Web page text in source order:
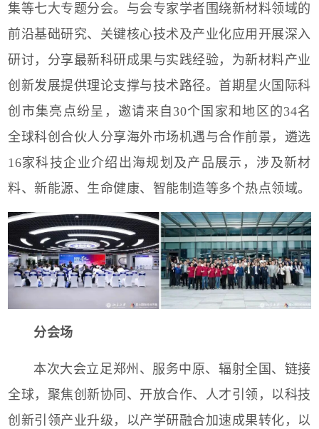
集等七大专题分会。与会专家学者围绕新材料领域的
前沿基础研究、关键核心技术及产业化应用开展深入
研讨，分享最新科研成果与实践经验，为新材料产业
创新发展提供理论支撑与技术路径。首期星火国际科
创市集亮点纷呈，邀请来自30个国家和地区的34名
全球科创合伙人分享海外市场机遇与合作前景 ，遴选
1 6家科技企业介绍出海规划及产品展示，涉及新材
料、新能源、生命健康、智能制造等多个热点领域。
分会场
本次大会立足郑州、服务中原、辐射全国、链接
全球，聚焦创新协同、开放合作、人才引领，以科技
创新引领产业升级，以产学研融合加速成果转化，以